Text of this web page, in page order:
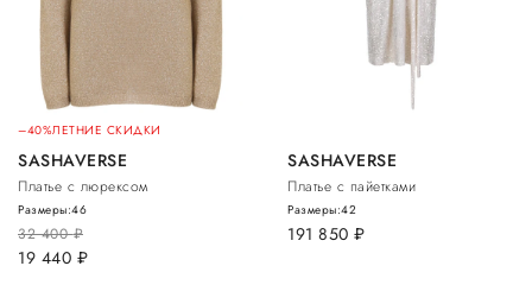
–40%ЛЕТНИЕ СКИДКИ
SASHAVERSE
Платье с люрексом
32 400руб.
19 440 руб.
Размеры:46
SASHAVERSE
Платье с пайетками
191 850 руб.
Размеры:42